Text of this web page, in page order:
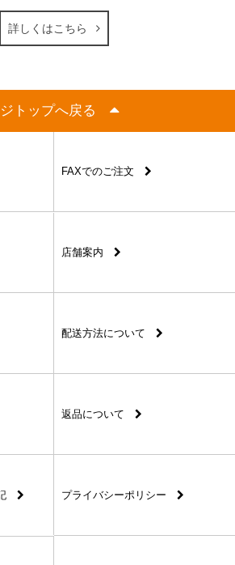
詳しくはこちら
トップへ戻る
FAXでのご注文
店舗案内
配送方法について
返品について
プライバシーポリシー